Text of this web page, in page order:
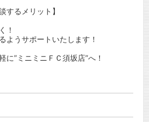
するメリット】
！
ようサポートいたします！
に”ミニミニＦＣ須坂店”へ！